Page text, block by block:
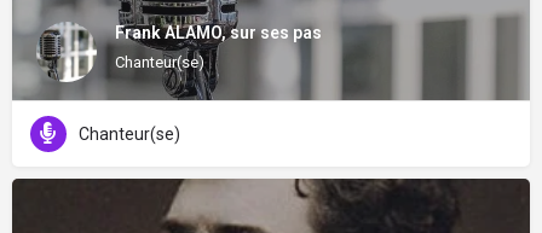
Frank ALAMO, sur ses pas
Chanteur(se)
Chanteur(se)